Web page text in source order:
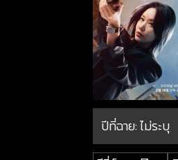
ปีที่ฉาย:ไม่ระบุ